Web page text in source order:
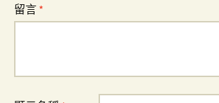
留言 *